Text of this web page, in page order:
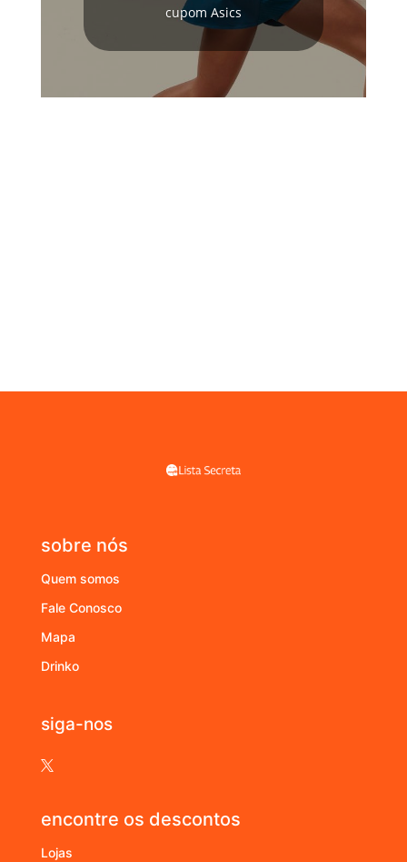
cupom Asics
sobre nós
Quem somos
Fale Conosco
Mapa
Drinko
siga-nos

encontre os descontos
Lojas